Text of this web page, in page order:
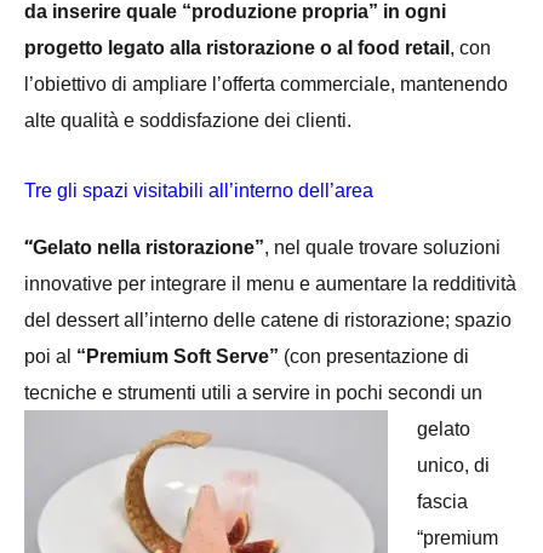
da inserire quale “produzione propria” in ogni
progetto legato alla ristorazione o al food retail , con
l’obiettivo di ampliare l’offerta commerciale, mantenendo
alte qualità e soddisfazione dei clienti.
Tre gli spazi visitabili all’interno dell’area
“Gelato nella ristorazione”, nel quale trovare soluzioni
innovative per integrare il menu e aumentare la redditività
del dessert all’interno delle catene di ristorazione; spazio
poi al “Premium Soft Serve” (con presentazione di
tecniche e strumenti utili a servire in pochi secondi un
gelato
unico, di
fascia
“premium